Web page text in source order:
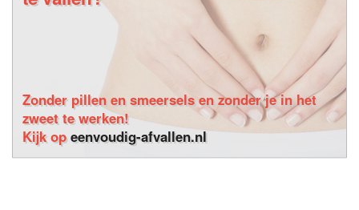
Zonder pillen en smeersels en zonder je in het
zweet te werken!
Kijk opeenvoudig-afvallen.nl